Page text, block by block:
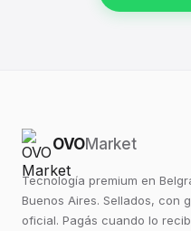
OVOMarket
Tecnología premium en
Buenos Aires. Sellados, con
oficial. Pagás cuando lo